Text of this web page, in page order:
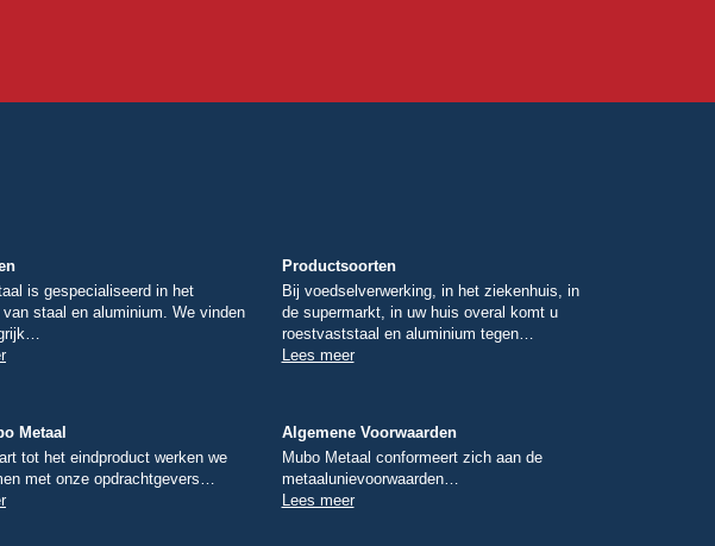
is gespecialiseerd in het
van staal en aluminium. We vinden
Productsoorten
Bij voedselverwerking, in het ziekenhuis, in
de supermarkt, in uw huis overal komt u
roestvaststaal en aluminium tegen…
Lees meer
Metaal
tot het eindproduct werken we
met onze opdrachtgevers…
Algemene Voorwaarden
Mubo Metaal conformeert zich aan de
metaalunievoorwaarden…
Lees meer